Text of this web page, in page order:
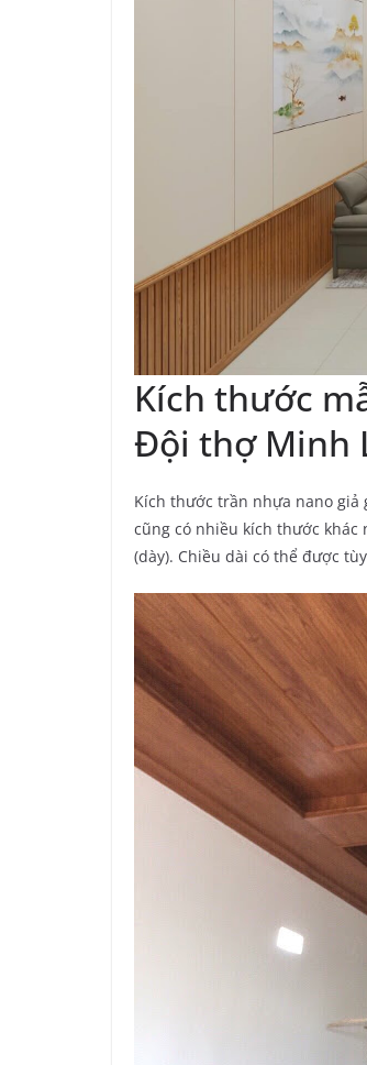
Kích thước
Đội thợ Minh
Kích thước trần nhựa nano giả
cũng có nhiều kích thước khác
(dày). Chiều dài có thể được